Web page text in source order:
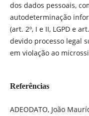
dos dados pessoais,
autodeterminação
(art. 2º, I e II, LGPD e
devido processo legal
em violação ao
Referências
ADEODATO, João